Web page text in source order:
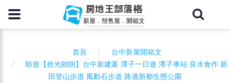
房地王部落格
新屋．預售屋．開箱文
首頁
台中新屋開箱文
順遊【拾光朗朗】台中新建案 潭子一日遊 潭子車站 良水食作 新
田登山步道 風動石步道 路過新都生態公園